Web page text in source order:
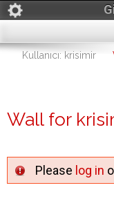
Kullanıcı: krisimir
Wall for
Please log in